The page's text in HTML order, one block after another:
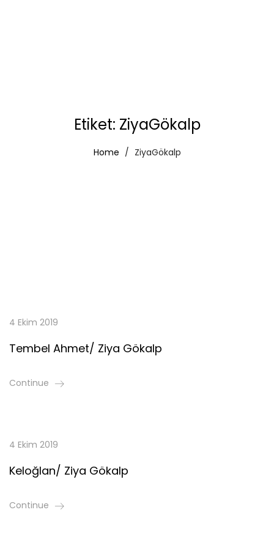
Etiket: ZiyaGökalp
Home ZiyaGökalp
4 Ekim 2019
Tembel Ahmet/ Ziya Gökalp
Continue
4 Ekim 2019
Keloğlan/ Ziya Gökalp
Continue